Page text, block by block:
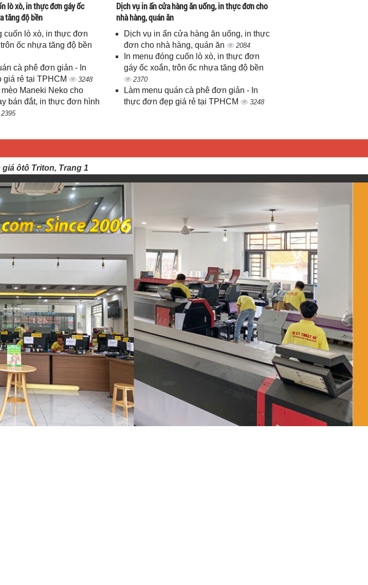
lò xò, in thực đơn gáy ốc
tăng độ bền
cuốn lò xò, in thực đơn
ốc nhựa tăng độ bền
cà phê đơn giản - In
giá rẻ tại TPHCM
3248
mèo Maneki Neko cho
bán đắt, in thực đơn hình
2395
Dịch vụ in ấn cửa hàng ăn uống, in thực đơn cho
nhà hàng, quán ăn
Dịch vụ in ấn cửa hàng ăn uống, in thực
đơn cho nhà hàng, quán ăn
2084
In menu đóng cuốn lò xò, in thực đơn
gáy ốc xoắn, trôn ốc nhựa tăng độ bền
2370
Làm menu quán cà phê đơn giản - In
thực đơn đẹp giá rẻ tại TPHCM
3248
ôtô Triton, Trang 1